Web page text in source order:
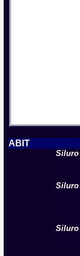
ABIT
Siluro
Siluro
Siluro